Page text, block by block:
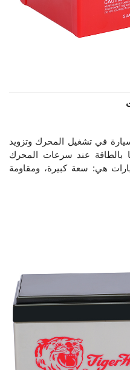
في تشغيل المحرك وتزويد
بالطاقة عند سرعات المحرك
هي: سعة كبيرة، ومقاومة